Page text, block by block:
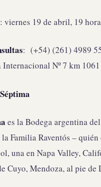
viernes 19 de abril, 19
: (+54) (261) 4989
Internacional Nº 7 km
es la Bodega argentina
Familia Raventós –
una en Napa Valley,
Cuyo, Mendoza, al pie de